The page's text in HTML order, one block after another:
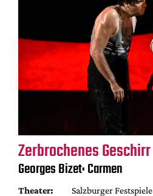
Zerbrochenes Geschirr
Georges Bizet: Carmen
Theater:
Salzburger Festspiele